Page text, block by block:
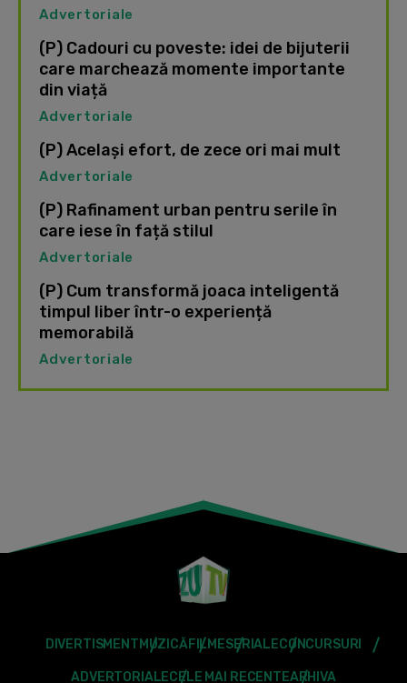
Advertoriale
(P) Cadouri cu poveste: idei de bijuterii
care marchează momente importante
din viață
Advertoriale
(P) Același efort, de zece ori mai mult
Advertoriale
(P) Rafinament urban pentru serile în
care iese în față stilul
Advertoriale
(P) Cum transformă joaca inteligentă
timpul liber într-o experiență
memorabilă
Advertoriale
DIVERTISMENT MUZICĂFILMESERIALECONCURSURI
ADVERTORIALECELE MAI RECENTEARHIVA